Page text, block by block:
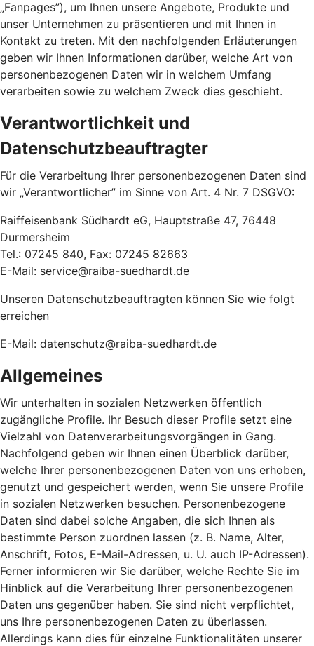
„Fanpages”), um Ihnen unsere Angebote, Produkte und
unser Unternehmen zu präsentieren und mit Ihnen in
Kontakt zu treten. Mit den nachfolgenden Erläuterungen
geben wir Ihnen Informationen darüber, welche Art von
personenbezogenen Daten wir in welchem Umfang
verarbeiten sowie zu welchem Zweck dies geschieht.
Verantwortlichkeit und
Datenschutzbeauftragter
Für die Verarbeitung Ihrer personenbezogenen Daten sind
wir „Verantwortlicher” im Sinne von Art. 4 Nr. 7 DSGVO:
Raiffeisenbank Südhardt eG, Hauptstraße 47, 76448
Durmersheim
Tel.: 07245 840, Fax: 07245 82663
E-Mail: service@raiba-suedhardt.de
Unseren Datenschutzbeauftragten können Sie wie folgt
erreichen
E-Mail: datenschutz@raiba-suedhardt.de
Allgemeines
Wir unterhalten in sozialen Netzwerken öffentlich
zugängliche Profile. Ihr Besuch dieser Profile setzt eine
Vielzahl von Datenverarbeitungsvorgängen in Gang.
Nachfolgend geben wir Ihnen einen Überblick darüber,
welche Ihrer personenbezogenen Daten von uns erhoben,
genutzt und gespeichert werden, wenn Sie unsere Profile
in sozialen Netzwerken besuchen. Personenbezogene
Daten sind dabei solche Angaben, die sich Ihnen als
bestimmte Person zuordnen lassen (z. B. Name, Alter,
Anschrift, Fotos, E-Mail-Adressen, u. U. auch IP-Adressen).
Ferner informieren wir Sie darüber, welche Rechte Sie im
Hinblick auf die Verarbeitung Ihrer personenbezogenen
Daten uns gegenüber haben. Sie sind nicht verpflichtet,
uns Ihre personenbezogenen Daten zu überlassen.
Allerdings kann dies für einzelne Funktionalitäten unserer